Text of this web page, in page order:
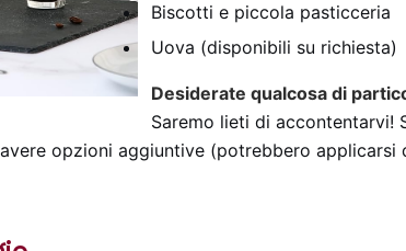
Biscotti e piccola pasticceria
Uova (disponibili su richiesta)
Desiderate qualcosa di
Saremo lieti di accontentarvi!
opzioni aggiuntive (potrebbero applicarsi